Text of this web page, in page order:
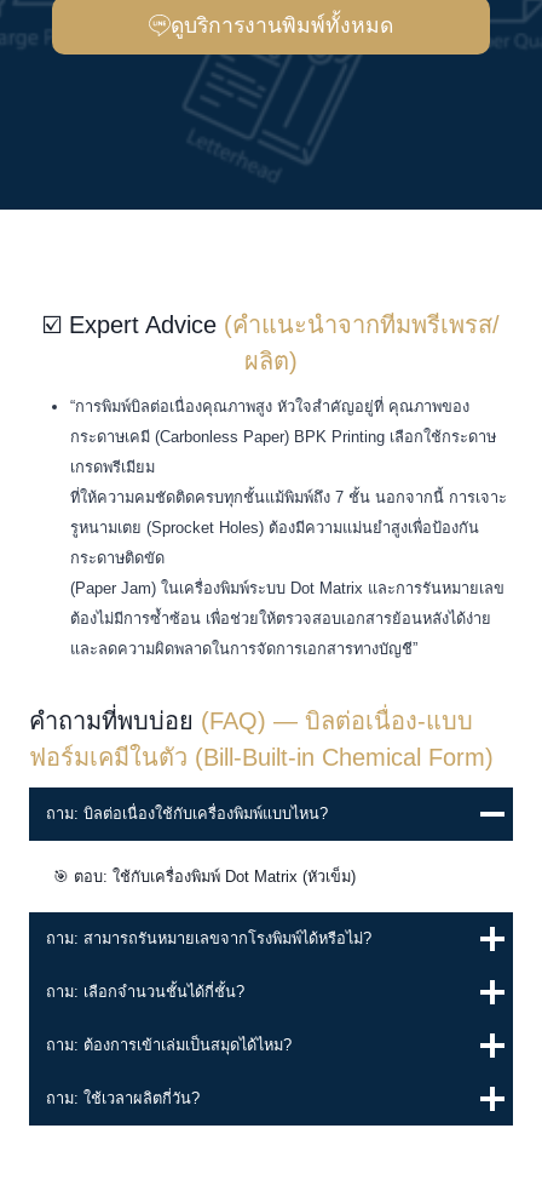
ดูบริการงานพิมพ์ทั้งหมด
☑️ Expert Advice (คำแนะนำจากทีมพรีเพรส/
ผลิต)
“การพิมพ์บิลต่อเนื่องคุณภาพสูง หัวใจสำคัญอยู่ที่ คุณภาพของ
กระดาษเคมี (Carbonless Paper) BPK Printing เลือกใช้กระดาษ
เกรดพรีเมียม
ที่ให้ความคมชัดติดครบทุกชั้นแม้พิมพ์ถึง 7 ชั้น นอกจากนี้ การเจาะ
รูหนามเตย (Sprocket Holes) ต้องมีความแม่นยำสูงเพื่อป้องกัน
กระดาษติดขัด
(Paper Jam) ในเครื่องพิมพ์ระบบ Dot Matrix และการรันหมายเลข
ต้องไม่มีการซ้ำซ้อน เพื่อช่วยให้ตรวจสอบเอกสารย้อนหลังได้ง่าย
และลดความผิดพลาดในการจัดการเอกสารทางบัญชี”
คำถามที่พบบ่อย (FAQ) — บิลต่อเนื่อง-แบบ
ฟอร์มเคมีในตัว (Bill-Built-in Chemical Form)
ถาม: บิลต่อเนื่องใช้กับเครื่องพิมพ์แบบไหน?
🎯 ตอบ: ใช้กับเครื่องพิมพ์ Dot Matrix (หัวเข็ม)
ถาม: สามารถรันหมายเลขจากโรงพิมพ์ได้หรือไม่?
ถาม: เลือกจำนวนชั้นได้กี่ชั้น?
ถาม: ต้องการเข้าเล่มเป็นสมุดได้ไหม?
ถาม: ใช้เวลาผลิตกี่วัน?